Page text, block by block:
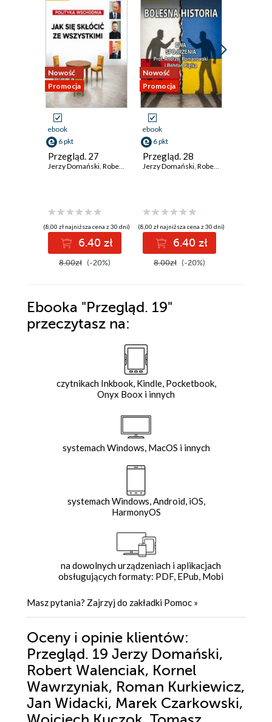
Nowość
Promocja
ebook
6 pkt
Przegląd. 27
Jerzy Domański, Robert Walenciak ,Kornel Wawrzyniak
(8,00 zł najniższa cena z 30 dni)
6.40 zł
8.00zł (-20%)
Nowość
Promocja
ebook
6 pkt
Przegląd. 28
Jerzy Domański, Robert Walenciak
(8,00 zł najniższa cena z 30 dni)
6.40 zł
8.00zł (-20%)
Ebooka "Przegląd. 19"
przeczytasz na:
czytnikach Inkbook, Kindle, Pocketbook,
Onyx Boox i innych
systemach Windows, MacOS i innych
systemach Windows, Android, iOS,
HarmonyOS
na dowolnych urządzeniach i aplikacjach
obsługujących formaty: PDF, EPub, Mobi
Masz pytania? Zajrzyj do zakładki Pomoc »
Oceny i opinie klientów:
Przegląd. 19 Jerzy Domański,
Robert Walenciak, Kornel
Wawrzyniak, Roman Kurkiewicz,
Jan Widacki, Marek Czarkowski,